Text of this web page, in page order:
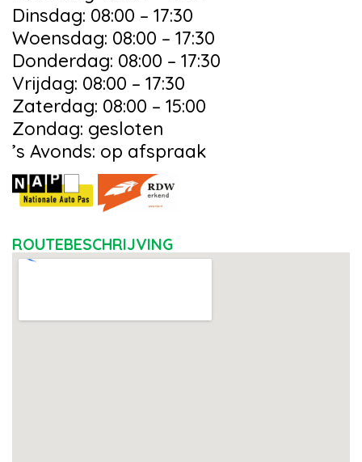
Dinsdag: 08:00 – 17:30
Woensdag: 08:00 – 17:30
Donderdag: 08:00 – 17:30
Vrijdag: 08:00 – 17:30
Zaterdag: 08:00 – 15:00
Zondag: gesloten
’s Avonds: op afspraak
ROUTEBESCHRIJVING